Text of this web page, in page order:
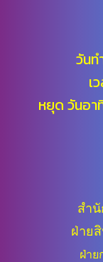
วันท
เ
หยุด วันอา
สำ
ฝ่าย
ฝ่าย